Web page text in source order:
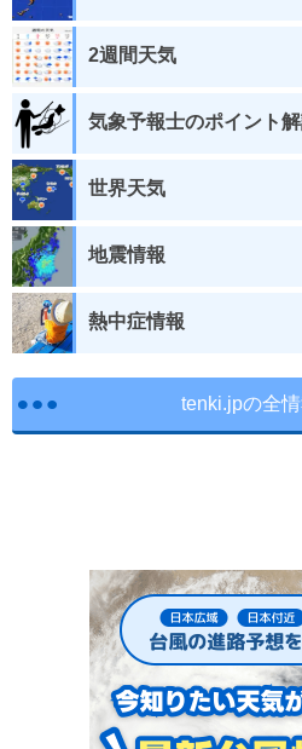
2週間天気
気象予報士のポイント
世界天気
地震情報
熱中症情報
tenki.jpの全